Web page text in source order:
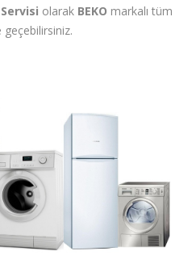
olarak BEKO markalı tüm